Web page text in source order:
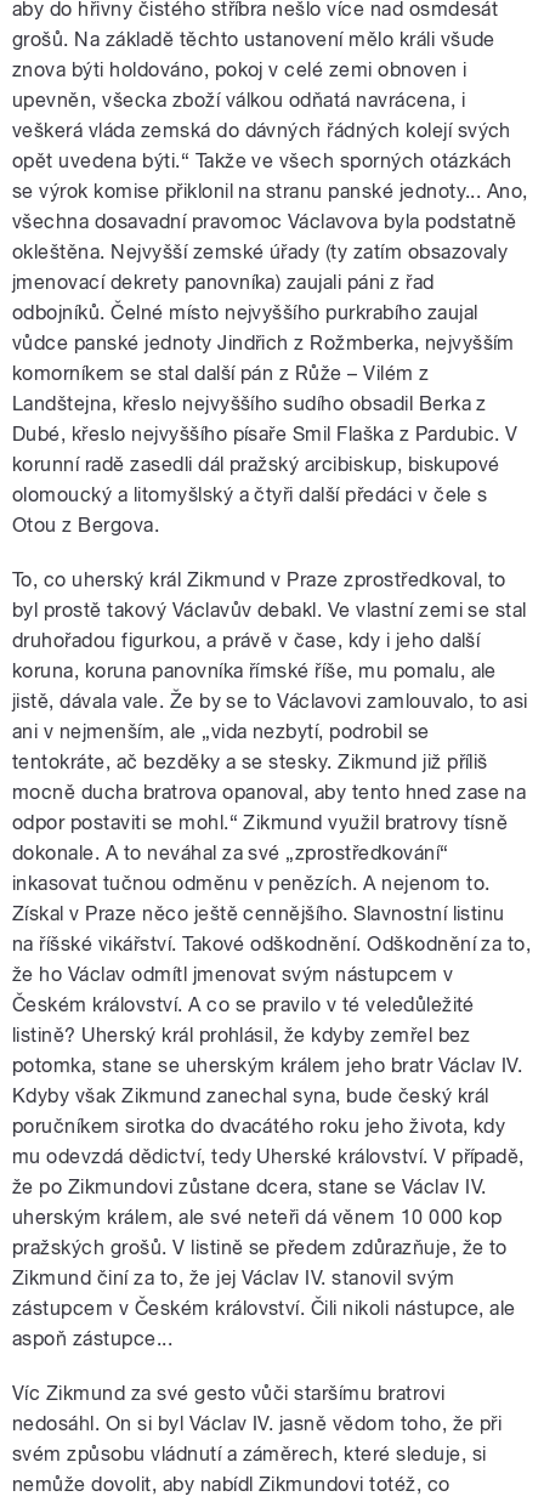
aby do hřivny čistého stříbra nešlo více nad osmdesát
grošů. Na základě těchto ustanovení mělo králi všude
znova býti holdováno, pokoj v celé zemi obnoven i
upevněn, všecka zboží válkou odňatá navrácena, i
veškerá vláda zemská do dávných řádných kolejí svých
opět uvedena býti.“ Takže ve všech sporných otázkách
se výrok komise přiklonil na stranu panské jednoty... Ano,
všechna dosavadní pravomoc Václavova byla podstatně
okleštěna. Nejvyšší zemské úřady (ty zatím obsazovaly
jmenovací dekrety panovníka) zaujali páni z řad
odbojníků. Čelné místo nejvyššího purkrabího zaujal
vůdce panské jednoty Jindřich z Rožmberka, nejvyšším
komorníkem se stal další pán z Růže – Vilém z
Landštejna, křeslo nejvyššího sudího obsadil Berka z
Dubé, křeslo nejvyššího písaře Smil Flaška z Pardubic. V
korunní radě zasedli dál pražský arcibiskup, biskupové
olomoucký a litomyšlský a čtyři další předáci v čele s
Otou z Bergova.
To, co uherský král Zikmund v Praze zprostředkoval, to
byl prostě takový Václavův debakl. Ve vlastní zemi se stal
druhořadou figurkou, a právě v čase, kdy i jeho další
koruna, koruna panovníka římské říše, mu pomalu, ale
jistě, dávala vale. Že by se to Václavovi zamlouvalo, to asi
ani v nejmenším, ale „vida nezbytí, podrobil se
tentokráte, ač bezděky a se stesky. Zikmund již příliš
mocně ducha bratrova opanoval, aby tento hned zase na
odpor postaviti se mohl.“ Zikmund využil bratrovy tísně
dokonale. A to neváhal za své „zprostředkování“
inkasovat tučnou odměnu v penězích. A nejenom to.
Získal v Praze něco ještě cennějšího. Slavnostní listinu
na říšské vikářství. Takové odškodnění. Odškodnění za to,
že ho Václav odmítl jmenovat svým nástupcem v
Českém království. A co se pravilo v té veledůležité
listině? Uherský král prohlásil, že kdyby zemřel bez
potomka, stane se uherským králem jeho bratr Václav IV.
Kdyby však Zikmund zanechal syna, bude český král
poručníkem sirotka do dvacátého roku jeho života, kdy
mu odevzdá dědictví, tedy Uherské království. V případě,
že po Zikmundovi zůstane dcera, stane se Václav IV.
uherským králem, ale své neteři dá věnem 10 000 kop
pražských grošů. V listině se předem zdůrazňuje, že to
Zikmund činí za to, že jej Václav IV. stanovil svým
zástupcem v Českém království. Čili nikoli nástupce, ale
aspoň zástupce...
Víc Zikmund za své gesto vůči staršímu bratrovi
nedosáhl. On si byl Václav IV. jasně vědom toho, že při
svém způsobu vládnutí a záměrech, které sleduje, si
nemůže dovolit, aby nabídl Zikmundovi totéž, co